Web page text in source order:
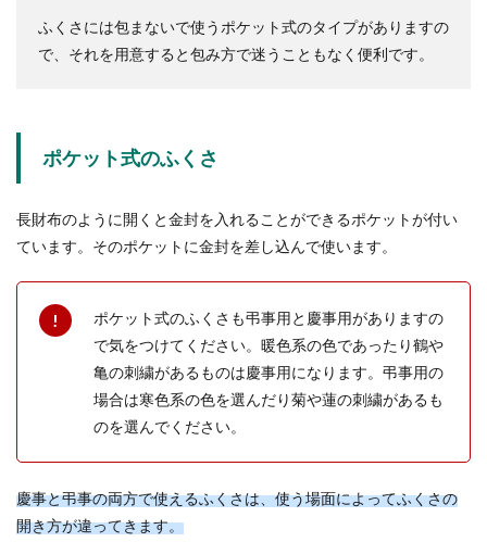
ふくさには包まないで使うポケット式のタイプがありますの
で、それを用意すると包み方で迷うこともなく便利です。
ポケット式のふくさ
長財布のように開くと金封を入れることができるポケットが付い
ています。そのポケットに金封を差し込んで使います。
ポケット式のふくさも弔事用と慶事用がありますの
で気をつけてください。暖色系の色であったり鶴や
亀の刺繍があるものは慶事用になります。弔事用の
場合は寒色系の色を選んだり菊や蓮の刺繍があるも
のを選んでください。
慶事と弔事の両方で使えるふくさは、使う場面によってふくさの
開き方が違ってきます。